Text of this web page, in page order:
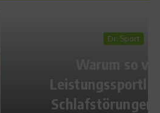
so viele
unter
leiden